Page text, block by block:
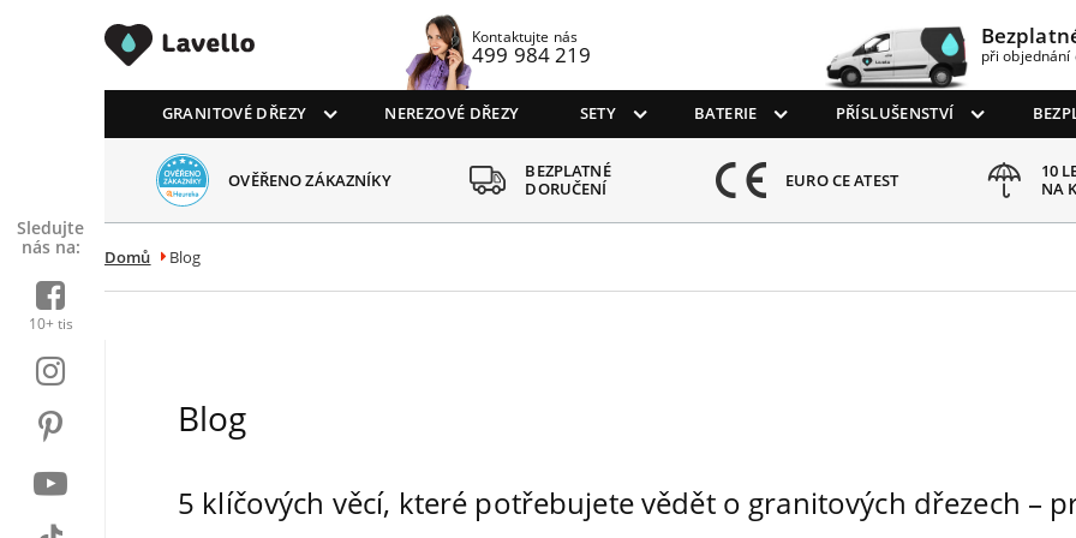
Kontaktujte nás
499 984 219 při objednání
Sledujte
nás na:
10+ tis
GRANITOVÉ DŘEZY NEREZOVÉ DŘEZY SETY BATERIE PŘÍSLUŠENSTVÍ
OVĚŘENO ZÁKAZNÍKY
BEZPLATNÉ
DORUČENÍ
EURO CE ATEST
10
NA
Domů Blog
Blog
5 klíčových věcí, které potřebujete vědět o granitových dřezech –